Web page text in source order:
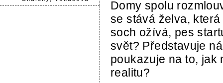
Domy spolu
se stává želva,
soch ožívá, pes
svět? Představuje
poukazuje na to, jak
realitu?